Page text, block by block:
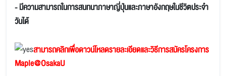
- มีความสามารถในการสนทนาภาษาญี่ปุ่นและภาษาอังกฤษในชีวิตประจำ
วันได้
สามารถคลิกเพื่อดาวน์โหลดรายละเอียดและวิธีการสมัครโครงการ
Maple@OsakaU